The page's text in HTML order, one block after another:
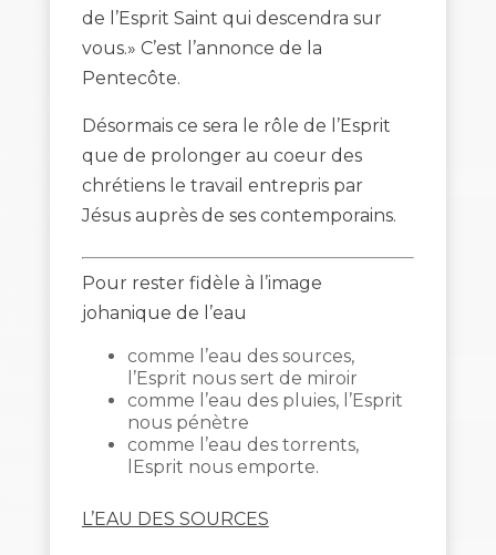
de l’Esprit Saint qui descendra sur
vous.» C’est l’annonce de la
Pentecôte.
Désormais ce sera le rôle de l’Esprit
que de prolonger au coeur des
chrétiens le travail entrepris par
Jésus auprès de ses contemporains.
Pour rester fidèle à l’image
johanique de l’eau
comme l’eau des sources,
l’Esprit nous sert de miroir
comme l’eau des pluies, l’Esprit
nous pénètre
comme l’eau des torrents,
lEsprit nous emporte.
L’EAU DES SOURCES